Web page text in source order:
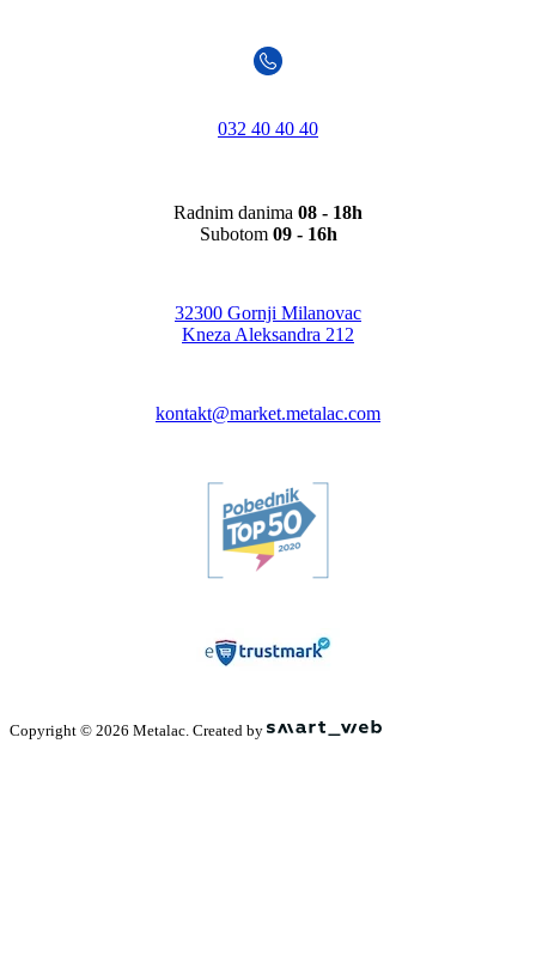
032 40 40 40
Radnim danima 08 - 18h
Subotom 09 - 16h
32300 Gornji Milanovac
Kneza Aleksandra 212
kontakt@market.metalac.com
Copyright © 2026 Metalac. Created by